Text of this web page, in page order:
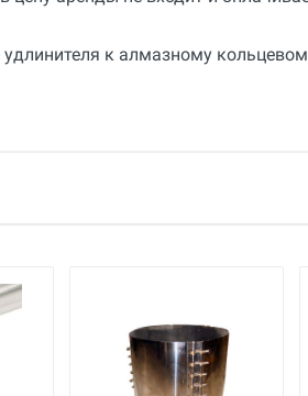
удлинителя к алмазному